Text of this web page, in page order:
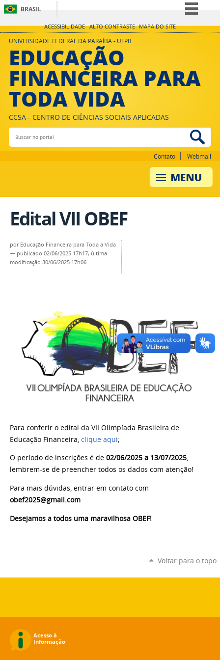
ACESSIBILIDADE ALTO CONTRASTE MAPA DO SITE
BRASIL
Simplifique!
Acesso à informação
Legislação
UNIVERSIDADE FEDERAL DA PARAÍBA - UFPB
EDUCAÇÃO
FINANCEIRA PARA
TODA VIDA
CCSA - CENTRO DE CIÊNCIAS SOCIAIS APLICADAS
Buscar no portal
Contato Webmail
Edital VII OBEF
por Educação Financeira para Toda a Vida
— publicado 02/06/2025 17h17, última
modificação 30/06/2025 17h06
Para conferir o edital da VII Olimpíada Brasileira de
Educação Financeira, clique aqui;
O período de inscrições é de 02/06/2025 a 13/07/2025,
lembrem-se de preencher todos os dados com atenção!
Para mais dúvidas, entrar em contato com
obef2025@gmail.com
Desejamos a todos uma maravilhosa OBEF!
Voltar para o topo